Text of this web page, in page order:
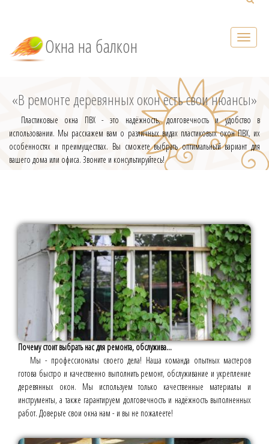
Окна на балкон
«В ремонте деревянных окон есть свои нюансы»
Пластиковые окна ПВХ - это надёжность, долговечность и удобство в
использовании. Мы расскажем вам о различных видах пластиковых окон ПВХ, их
особенностях и преимуществах. Вы сможете выбрать оптимальный вариант для
вашего дома или офиса. Звоните и консультируйтесь!
Почему стоит выбрать нас для ремонта, обслужива...
Мы - профессионалы своего дела! Наша команда опытных мастеров
готова быстро и качественно выполнить ремонт, обслуживание и укрепление
деревянных окон. Мы используем только качественные материалы и
инструменты, а также гарантируем долговечность и надёжность выполненных
работ. Доверьте свои окна нам - и вы не пожалеете!